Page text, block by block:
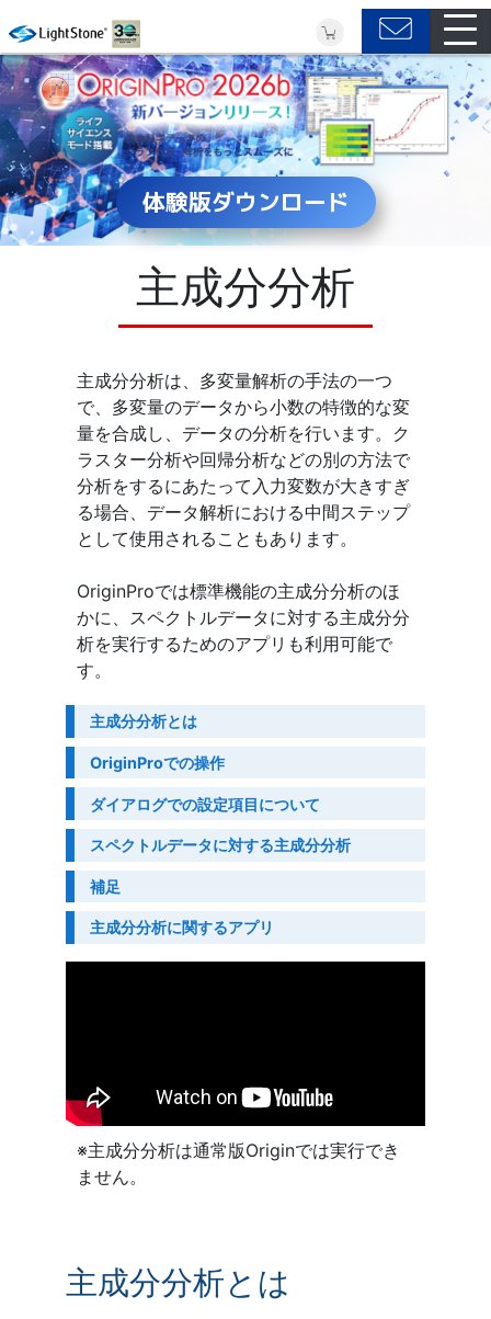
体験版ダウンロード
主成分分析
主成分分析は、多変量解析の手法の一つ
で、多変量のデータから小数の特徴的な変
量を合成し、データの分析を行います。ク
ラスター分析や回帰分析などの別の方法で
分析をするにあたって入力変数が大きすぎ
る場合、データ解析における中間ステップ
として使用されることもあります。
OriginProでは標準機能の主成分分析のほ
かに、スペクトルデータに対する主成分分
析を実行するためのアプリも利用可能で
す。
主成分分析とは
OriginProでの操作
ダイアログでの設定項目について
スペクトルデータに対する主成分分析
補足
主成分分析に関するアプリ
※主成分分析は通常版Originでは実行でき
ません。
主成分分析とは